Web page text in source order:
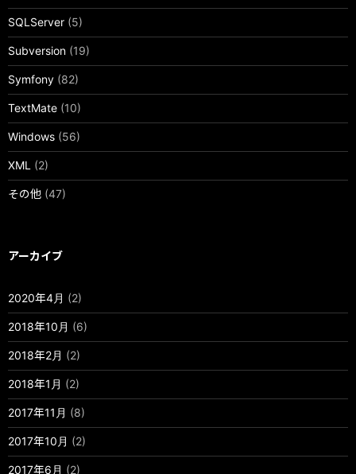
SQLServer (5)
Subversion (19)
Symfony (82)
TextMate (10)
Windows (56)
XML (2)
その他 (47)
アーカイブ
2020年4月 (2)
2018年10月 (6)
2018年2月 (2)
2018年1月 (2)
2017年11月 (8)
2017年10月 (2)
2017年6月 (2)